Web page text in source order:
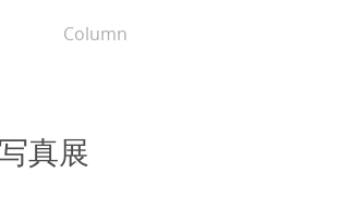
Column
真展